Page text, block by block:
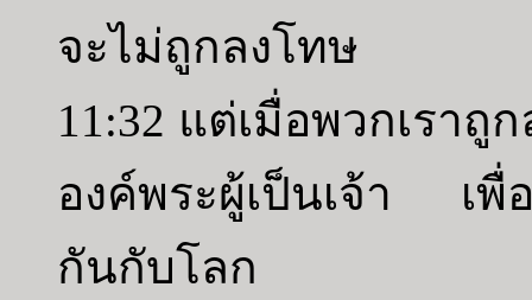
จะไม่ถูกลงโทษ
11:32 แต่เมื่อพวกเราถู
องค์พระผู้เป็นเจ้า เพื่
กันกับโลก